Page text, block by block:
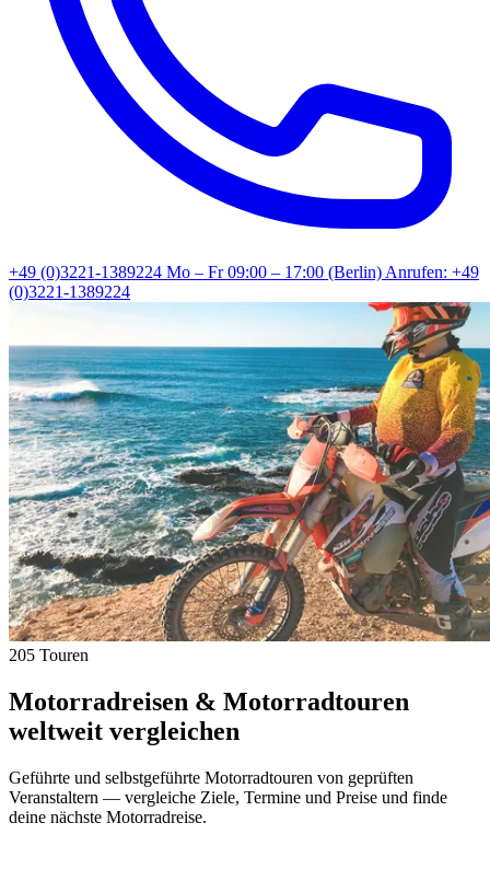
+49 (0)3221-1389224 Mo – Fr 09:00 – 17:00 (Berlin)Anrufen: +49
(0)3221-1389224
205 Touren
Motorradreisen & Motorradtouren
weltweit vergleichen
Geführte und selbstgeführte Motorradtouren von geprüften
Veranstaltern — vergleiche Ziele, Termine und Preise und finde
deine nächste Motorradreise.